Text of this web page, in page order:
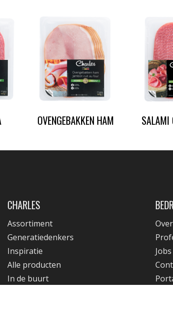
OVENGEBAKKEN HAM SALAMI
CHARLES
Assortiment
Generatiedenkers
Inspiratie
Alle producten
In de buurt
Jobs